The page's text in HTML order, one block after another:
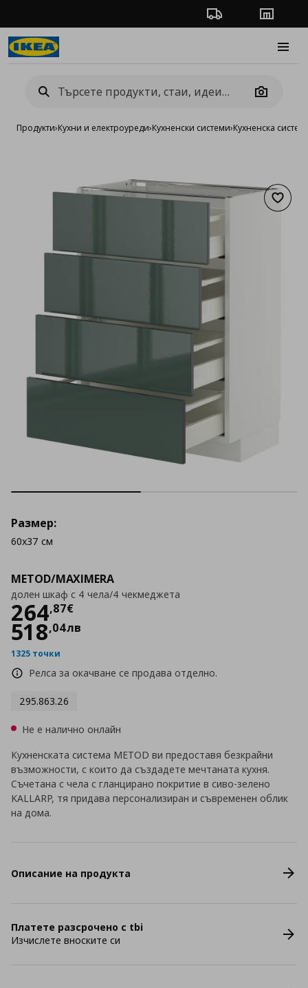
Проследяване на
Camera
Продукти›Кухни и електроуреди›Кухненски системи›Кухненска
METOD/MAXIMERA
долен шкаф с 4 чела/4 чекмеджета
264,87€
Цена264,87 €
518,04лв
1325 точки
Релса за окачване се продава отделно.
295.863.26
Размер:
60x37 см
Не е налично онлайн
Кухненската система METOD ви предоставя безкрайни
възможности, с които да създадете мечтаната кухня.
Съчетана с чела с гланцирано покритие в сиво-зелено
KALLARP, тя придава персонализиран и съвременен облик
на дома.
Описание на продукта
Платете разсрочено с tbi
Изчислете вноските си